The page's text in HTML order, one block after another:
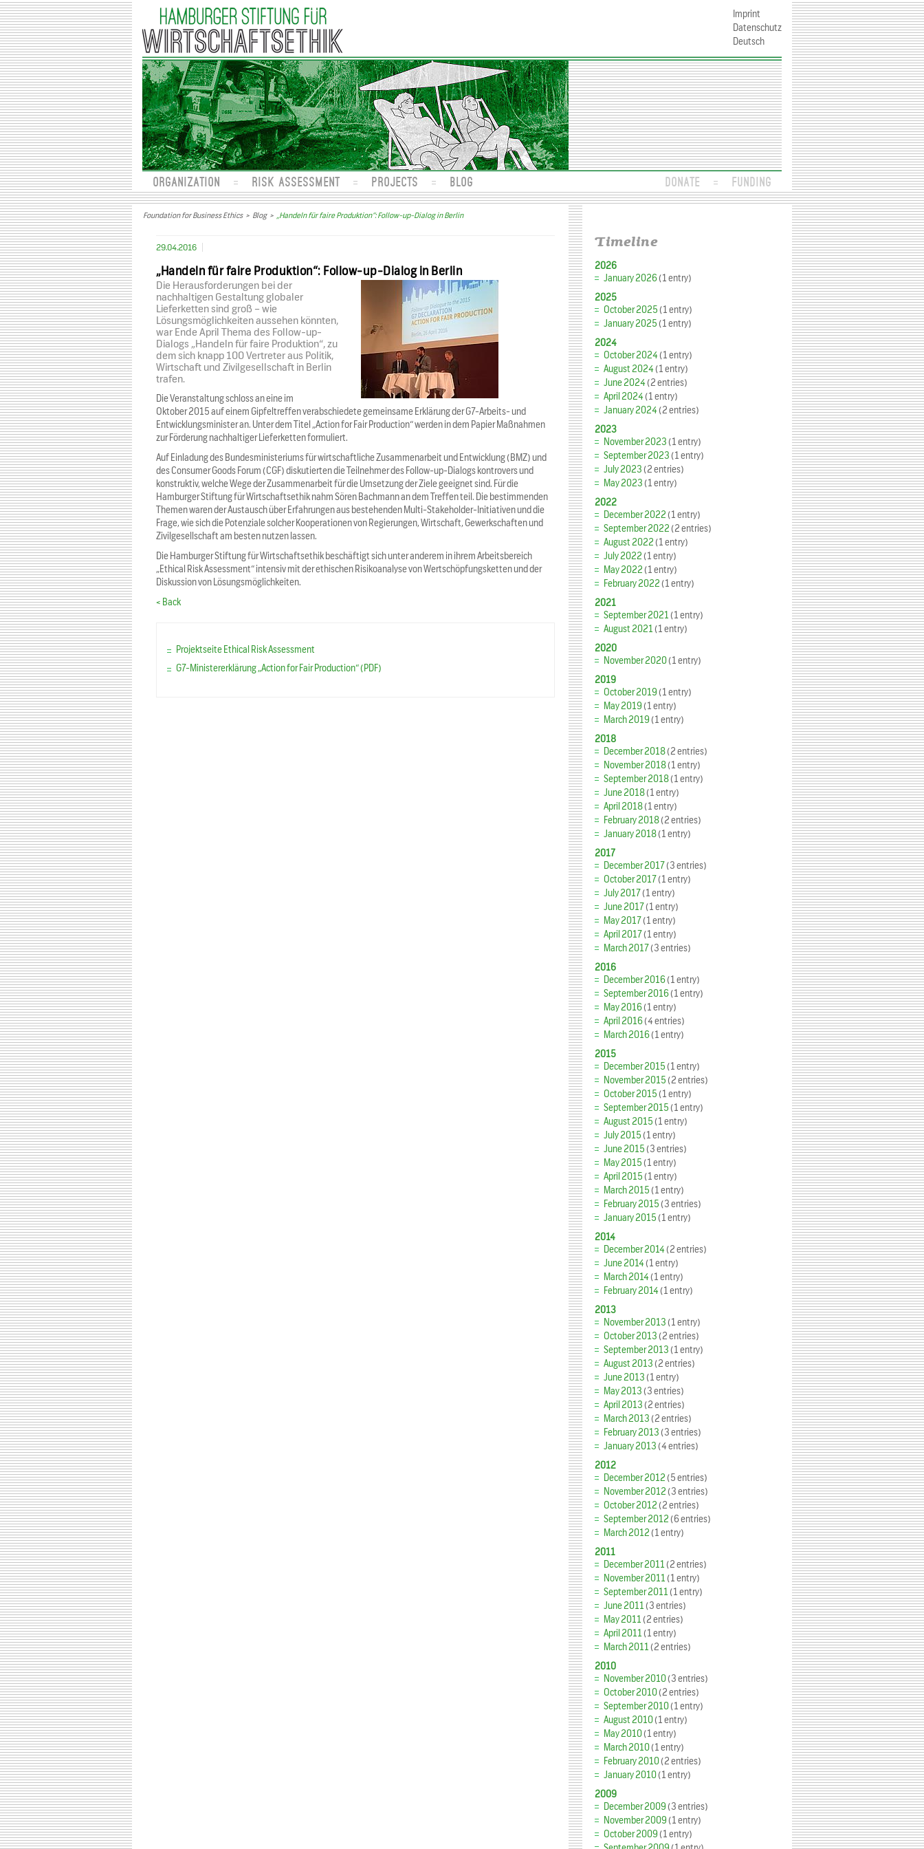
ORGANIZATION RISK ASSESSMENT PROJECTS BLOG DONATE FUNDING
Imprint
Datenschutz
Deutsch
Foundation for Business Ethics> Blog> „Handeln für faire Produktion“: Follow-up-Dialog in Berlin
29.04.2016
„Handeln für faire Produktion“: Follow-up-Dialog in Berlin
Die Herausforderungen bei der
nachhaltigen Gestaltung globaler
Lieferketten sind groß – wie
Lösungsmöglichkeiten aussehen könnten,
war Ende April Thema des Follow-up-
Dialogs „Handeln für faire Produktion“, zu
dem sich knapp 100 Vertreter aus Politik,
Wirtschaft und Zivilgesellschaft in Berlin
trafen.
Die Veranstaltung schloss an eine im
Oktober 2015 auf einem Gipfeltreffen verabschiedete gemeinsame Erklärung der G7-Arbeits- und
Entwicklungsminister an. Unter dem Titel „Action for Fair Production“ werden in dem Papier Maßnahmen
zur Förderung nachhaltiger Lieferketten formuliert.
Auf Einladung des Bundesministeriums für wirtschaftliche Zusammenarbeit und Entwicklung (BMZ) und
des Consumer Goods Forum (CGF) diskutierten die Teilnehmer des Follow-up-Dialogs kontrovers und
konstruktiv, welche Wege der Zusammenarbeit für die Umsetzung der Ziele geeignet sind. Für die
Hamburger Stiftung für Wirtschaftsethik nahm Sören Bachmann an dem Treffen teil. Die bestimmenden
Themen waren der Austausch über Erfahrungen aus bestehenden Multi-Stakeholder-Initiativen und die
Frage, wie sich die Potenziale solcher Kooperationen von Regierungen, Wirtschaft, Gewerkschaften und
Zivilgesellschaft am besten nutzen lassen.
Die Hamburger Stiftung für Wirtschaftsethik beschäftigt sich unter anderem in ihrem Arbeitsbereich
„Ethical Risk Assessment“ intensiv mit der ethischen Risikoanalyse von Wertschöpfungsketten und der
Diskussion von Lösungsmöglichkeiten.
< Back
Projektseite Ethical Risk Assessment
G7-Ministererklärung „Action for Fair Production“ (PDF)
Timeline
2026
January 2026(1 entry)
2025
October 2025(1 entry)
January 2025(1 entry)
2024
October 2024(1 entry)
August 2024(1 entry)
June 2024(2 entries)
April 2024(1 entry)
January 2024(2 entries)
2023
November 2023(1 entry)
September 2023(1 entry)
July 2023(2 entries)
May 2023(1 entry)
2022
December 2022(1 entry)
September 2022(2 entries)
August 2022(1 entry)
July 2022(1 entry)
May 2022(1 entry)
February 2022(1 entry)
2021
September 2021(1 entry)
August 2021(1 entry)
2020
November 2020(1 entry)
2019
October 2019(1 entry)
May 2019(1 entry)
March 2019(1 entry)
2018
December 2018(2 entries)
November 2018(1 entry)
September 2018(1 entry)
June 2018(1 entry)
April 2018(1 entry)
February 2018(2 entries)
January 2018(1 entry)
2017
December 2017(3 entries)
October 2017(1 entry)
July 2017(1 entry)
June 2017(1 entry)
May 2017(1 entry)
April 2017(1 entry)
March 2017(3 entries)
2016
December 2016(1 entry)
September 2016(1 entry)
May 2016(1 entry)
April 2016(4 entries)
March 2016(1 entry)
2015
December 2015(1 entry)
November 2015(2 entries)
October 2015(1 entry)
September 2015(1 entry)
August 2015(1 entry)
July 2015(1 entry)
June 2015(3 entries)
May 2015(1 entry)
April 2015(1 entry)
March 2015(1 entry)
February 2015(3 entries)
January 2015(1 entry)
2014
December 2014(2 entries)
June 2014(1 entry)
March 2014(1 entry)
February 2014(1 entry)
2013
November 2013(1 entry)
October 2013(2 entries)
September 2013(1 entry)
August 2013(2 entries)
June 2013(1 entry)
May 2013(3 entries)
April 2013(2 entries)
March 2013(2 entries)
February 2013(3 entries)
January 2013(4 entries)
2012
December 2012(5 entries)
November 2012(3 entries)
October 2012(2 entries)
September 2012(6 entries)
March 2012(1 entry)
2011
December 2011(2 entries)
November 2011(1 entry)
September 2011(1 entry)
June 2011(3 entries)
May 2011(2 entries)
April 2011(1 entry)
March 2011(2 entries)
2010
November 2010(3 entries)
October 2010(2 entries)
September 2010(1 entry)
August 2010(1 entry)
May 2010(1 entry)
March 2010(1 entry)
February 2010(2 entries)
January 2010(1 entry)
2009
December 2009(3 entries)
November 2009(1 entry)
October 2009(1 entry)